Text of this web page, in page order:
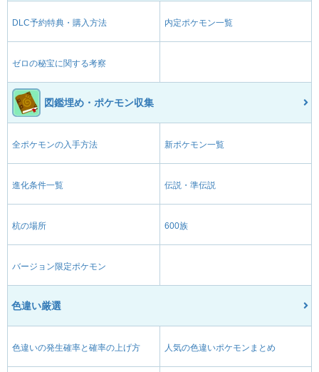
DLC予約特典・購入方法 内定ポケモン一覧
ゼロの秘宝に関する考察
図鑑埋め・ポケモン収集
全ポケモンの入手方法 新ポケモン一覧
進化条件一覧 伝説・準伝説
杭の場所 600族
バージョン限定ポケモン
色違い厳選
色違いの発生確率と確率の上げ方 人気の色違いポケモンまとめ